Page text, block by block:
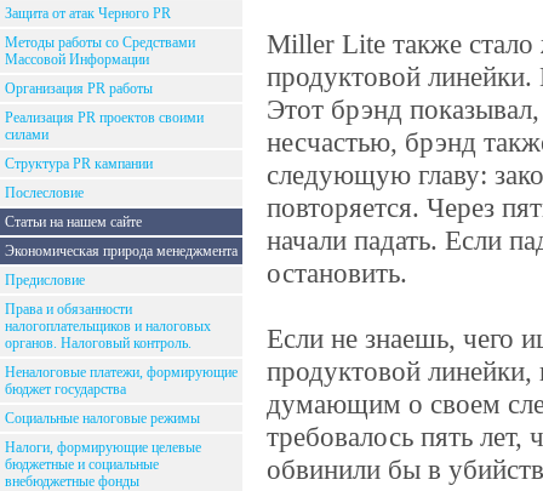
Защита от атак Черного PR
Методы работы со Средствами
Массовой Информации
Организация PR работы
Реализация PR проектов своими
силами
Структура PR кампании
Послесловие
Статьи на нашем сайте
Экономическая природа менеджмента
Предисловие
Права и обязанности
налогоплательщиков и налоговых
органов. Налоговый контроль.
Неналоговые платежи, формирующие
бюджет государства
Социальные налоговые режимы
Налоги, формирующие целевые
бюджетные и социальные
внебюджетные фонды
Miller Lite также стало
продуктовой
Этот брэнд
несчастью, брэнд
следующую главу:
повторяется. Через
начали падать. Если
остановить.
Если не знаешь, чего
продуктовой
думающим о своем
требовалось пять
обвинили бы в